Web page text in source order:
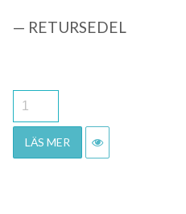
— RETURSEDEL
LÄS MER